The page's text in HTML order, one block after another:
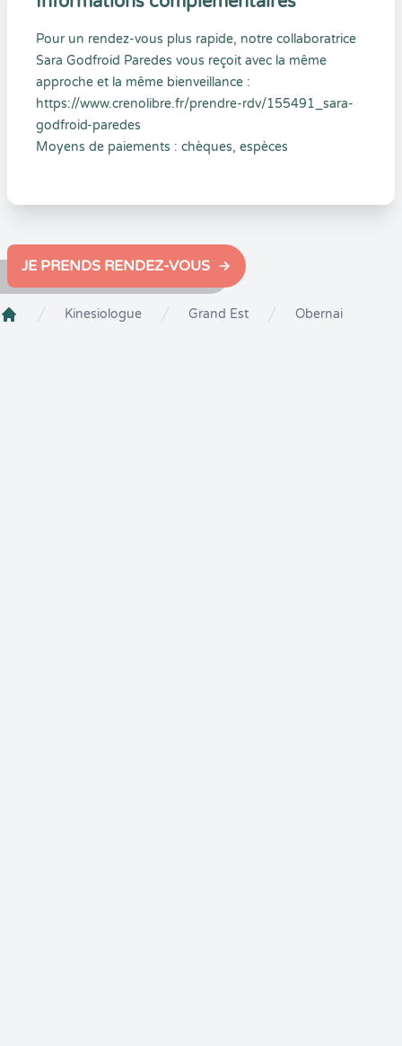
Pour un rendez-vous plus rapide, notre collaboratrice
Sara Godfroid Paredes vous reçoit avec la même
approche et la même bienveillance :
https://www.crenolibre.fr/prendre-rdv/155491_sara-
godfroid-paredes
Moyens de paiements : chèques, espèces
JE PRENDS RENDEZ-VOUS
Kinesiologue Grand Est Obernai